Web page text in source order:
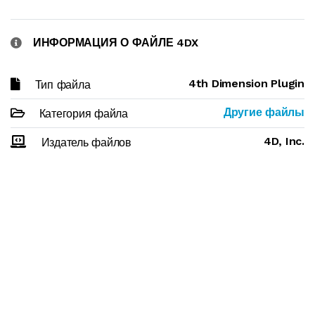
ИНФОРМАЦИЯ О ФАЙЛЕ 4DX
Тип файла 4th Dimension Plugin
Категория файла Другие файлы
Издатель файлов 4D, Inc.